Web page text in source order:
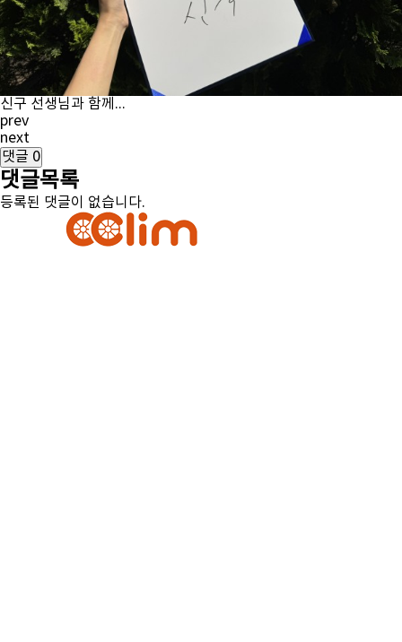
신구 선생님과 함께...
prev
next
댓글 0
댓글목록
등록된 댓글이 없습니다.